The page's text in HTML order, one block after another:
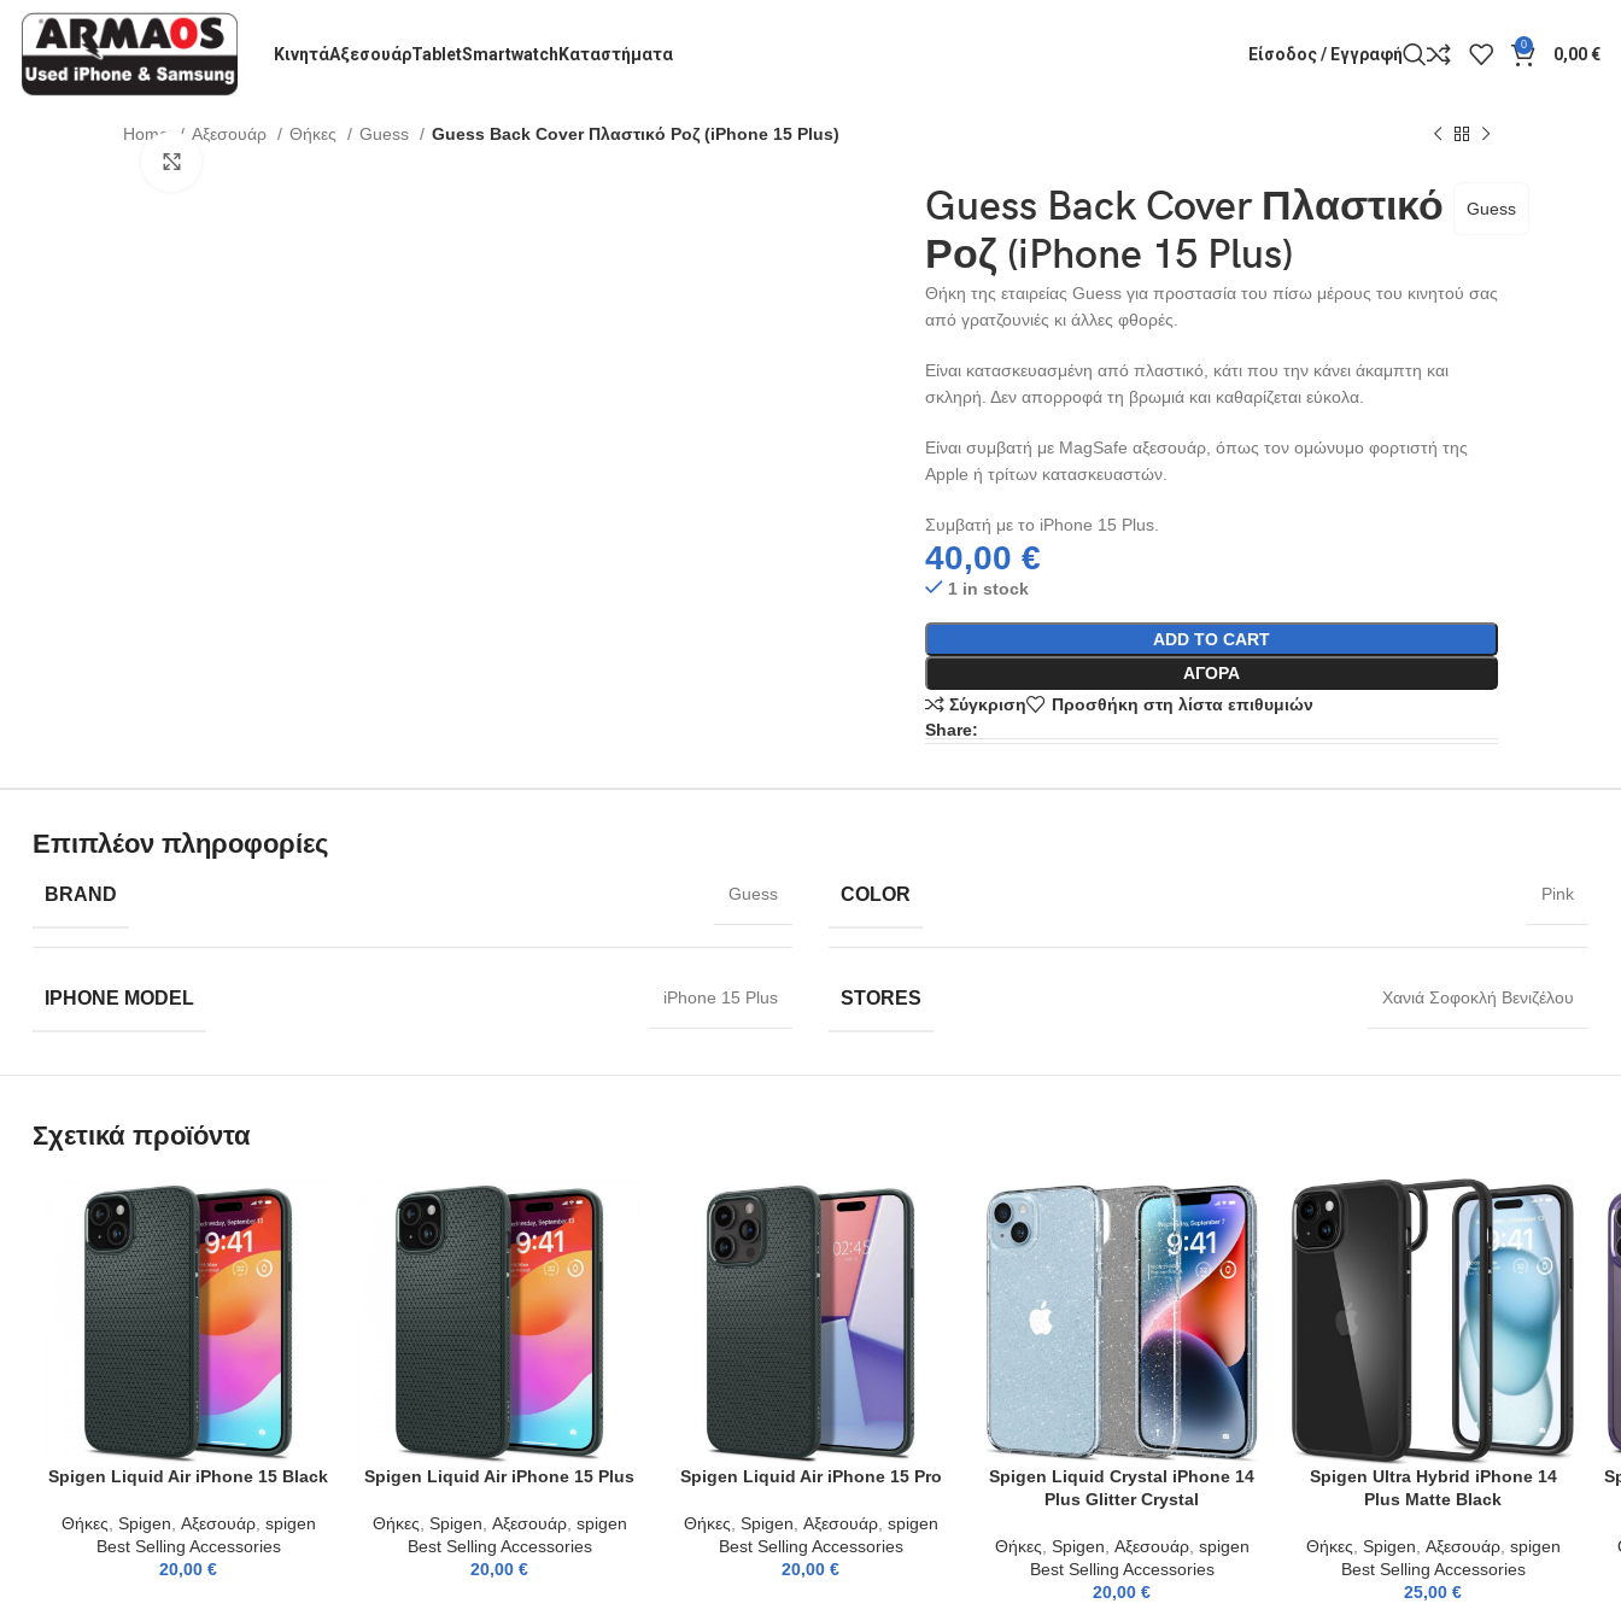
ΚινητάΑξεσουάρTabletSmartwatch Καταστήματα Είσοδος / Εγγραφή 0 0,00€
Home Αξεσουάρ Θήκες Guess Guess Back Cover Πλαστικό Ροζ (iPhone 15 Plus)
Guess Back Cover Πλαστικό
Ροζ (iPhone 15 Plus)
Guess
Θήκη της εταιρείας Guess για προστασία του πίσω μέρους του κινητού σας
από γρατζουνιές κι άλλες φθορές.
Είναι κατασκευασμένη από πλαστικό, κάτι που την κάνει άκαμπτη και
σκληρή. Δεν απορροφά τη βρωμιά και καθαρίζεται εύκολα.
Είναι συμβατή με MagSafe αξεσουάρ, όπως τον ομώνυμο φορτιστή της
Apple ή τρίτων κατασκευαστών.
Συμβατή με το iPhone 15 Plus.
40,00 €
1 in stock
ADD TO CART
ΑΓΟΡΆ
Σύγκριση
Προσθήκη στη λίστα επιθυμιών
Share:
Επιπλέον πληροφορίες
BRAND Guess COLOR Pink
IPHONE MODEL iPhone 15 Plus STORES Χανιά Σοφοκλή Βενιζέλου
Σχετικά προϊόντα
ADD TO CART
Spigen Liquid Air iPhone 15 Black
Θήκες Spigen Αξεσουάρ, spigen
Best Selling Accessories
20,00 €
ADD TO CART
Spigen Liquid Air iPhone 15 Plus
Θήκες Spigen Αξεσουάρ, spigen
Best Selling Accessories
20,00 €
ADD TO CART
Spigen Liquid Air iPhone 15 Pro
Θήκες Spigen Αξεσουάρ, spigen
Best Selling Accessories
20,00 €
ADD TO CART
Spigen Liquid Crystal iPhone 14
Plus Glitter Crystal
Θήκες Spigen Αξεσουάρ, spigen
Best Selling Accessories
20,00 €
ADD TO CART
Spigen Ultra Hybrid iPhone 14
Plus Matte Black
Θήκες Spigen Αξεσουάρ, spigen
Best Selling Accessories
25,00 €